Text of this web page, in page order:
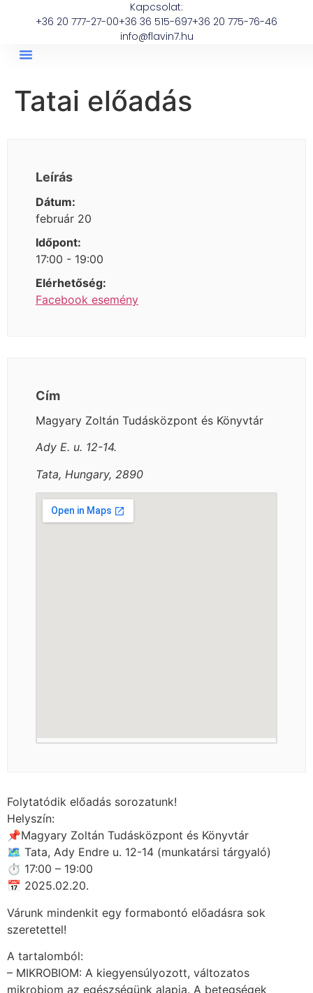
Kapcsolat:
+36 20 777-27-00+36 36 515-697+36 20 775-76-46
info@flavin7.hu
Tatai előadás
Leírás
Dátum:
február 20
Időpont:
17:00 - 19:00
Elérhetőség:
Facebook esemény
Cím
Magyary Zoltán Tudásközpont és Könyvtár
Ady E. u. 12-14.
Tata, Hungary, 2890
Folytatódik előadás sorozatunk!
Helyszín:
📌Magyary Zoltán Tudásközpont és Könyvtár
🗺 Tata, Ady Endre u. 12-14 (munkatársi tárgyaló)
⏱ 17:00 – 19:00
📅 2025.02.20.
Várunk mindenkit egy formabontó előadásra sok
szeretettel!
A tartalomból:
– MIKROBIOM: A kiegyensúlyozott, változatos
mikrobiom az egészségünk alapja. A betegségek